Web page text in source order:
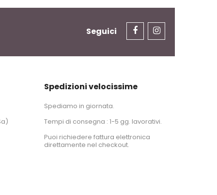
Seguici
Spedizioni velocissime
Spediamo in giornata.
Tempi di consegna : 1-5 gg. lavorativi.
Puoi richiedere fattura elettronica
direttamente nel checkout.